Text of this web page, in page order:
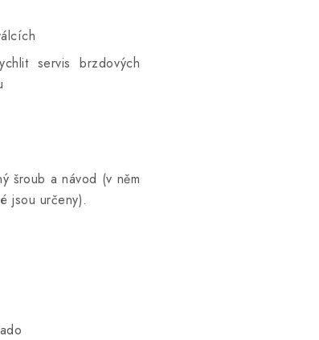
servis brzdových
šroub a návod (v něm
jsou určeny).